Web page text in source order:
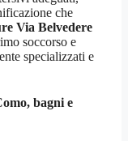
che
Via Belvedere
soccorso e
specializzati e
, bagni e